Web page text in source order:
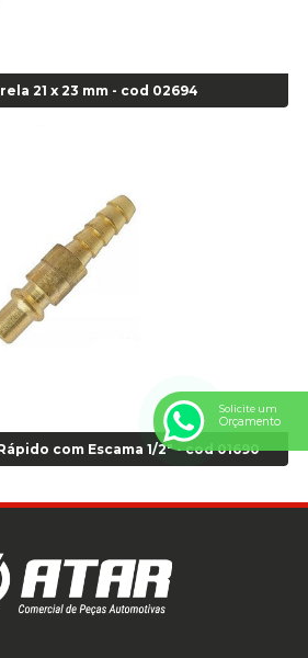
- Cod 00133
pçs - Amarelo - Cod 00517
4pçs - Branco - Cod 01466
4pçs - Marrom - Cod 01467
4pçs - Preto - Cod 01335
- Laranja - Cod 00520
224 TG - Cod: 03749
449 Cod: 03752
Sem Câmara Aro 24,5 - Cod 02935
- Cod 03390
- Cod 01769
- Cod 01770
Importado - Cod 01771
- Cod 01772
21 x 23 mm - cod 02694
com Escama 1/2" - cod 01690
Solicite um
Orçamento